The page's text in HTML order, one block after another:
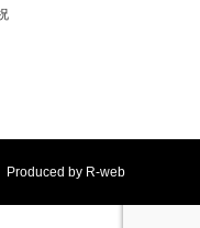
Produced by R-web